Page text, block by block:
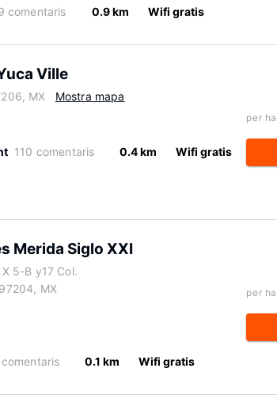
comentaris 0.9 km Wifi gratis
Ville
MX Mostra mapa
110 comentaris 0.4 km Wifi gratis
per
Merida Siglo XXI
5-B y17 Col.
MX
0.1 km Wifi gratis
per